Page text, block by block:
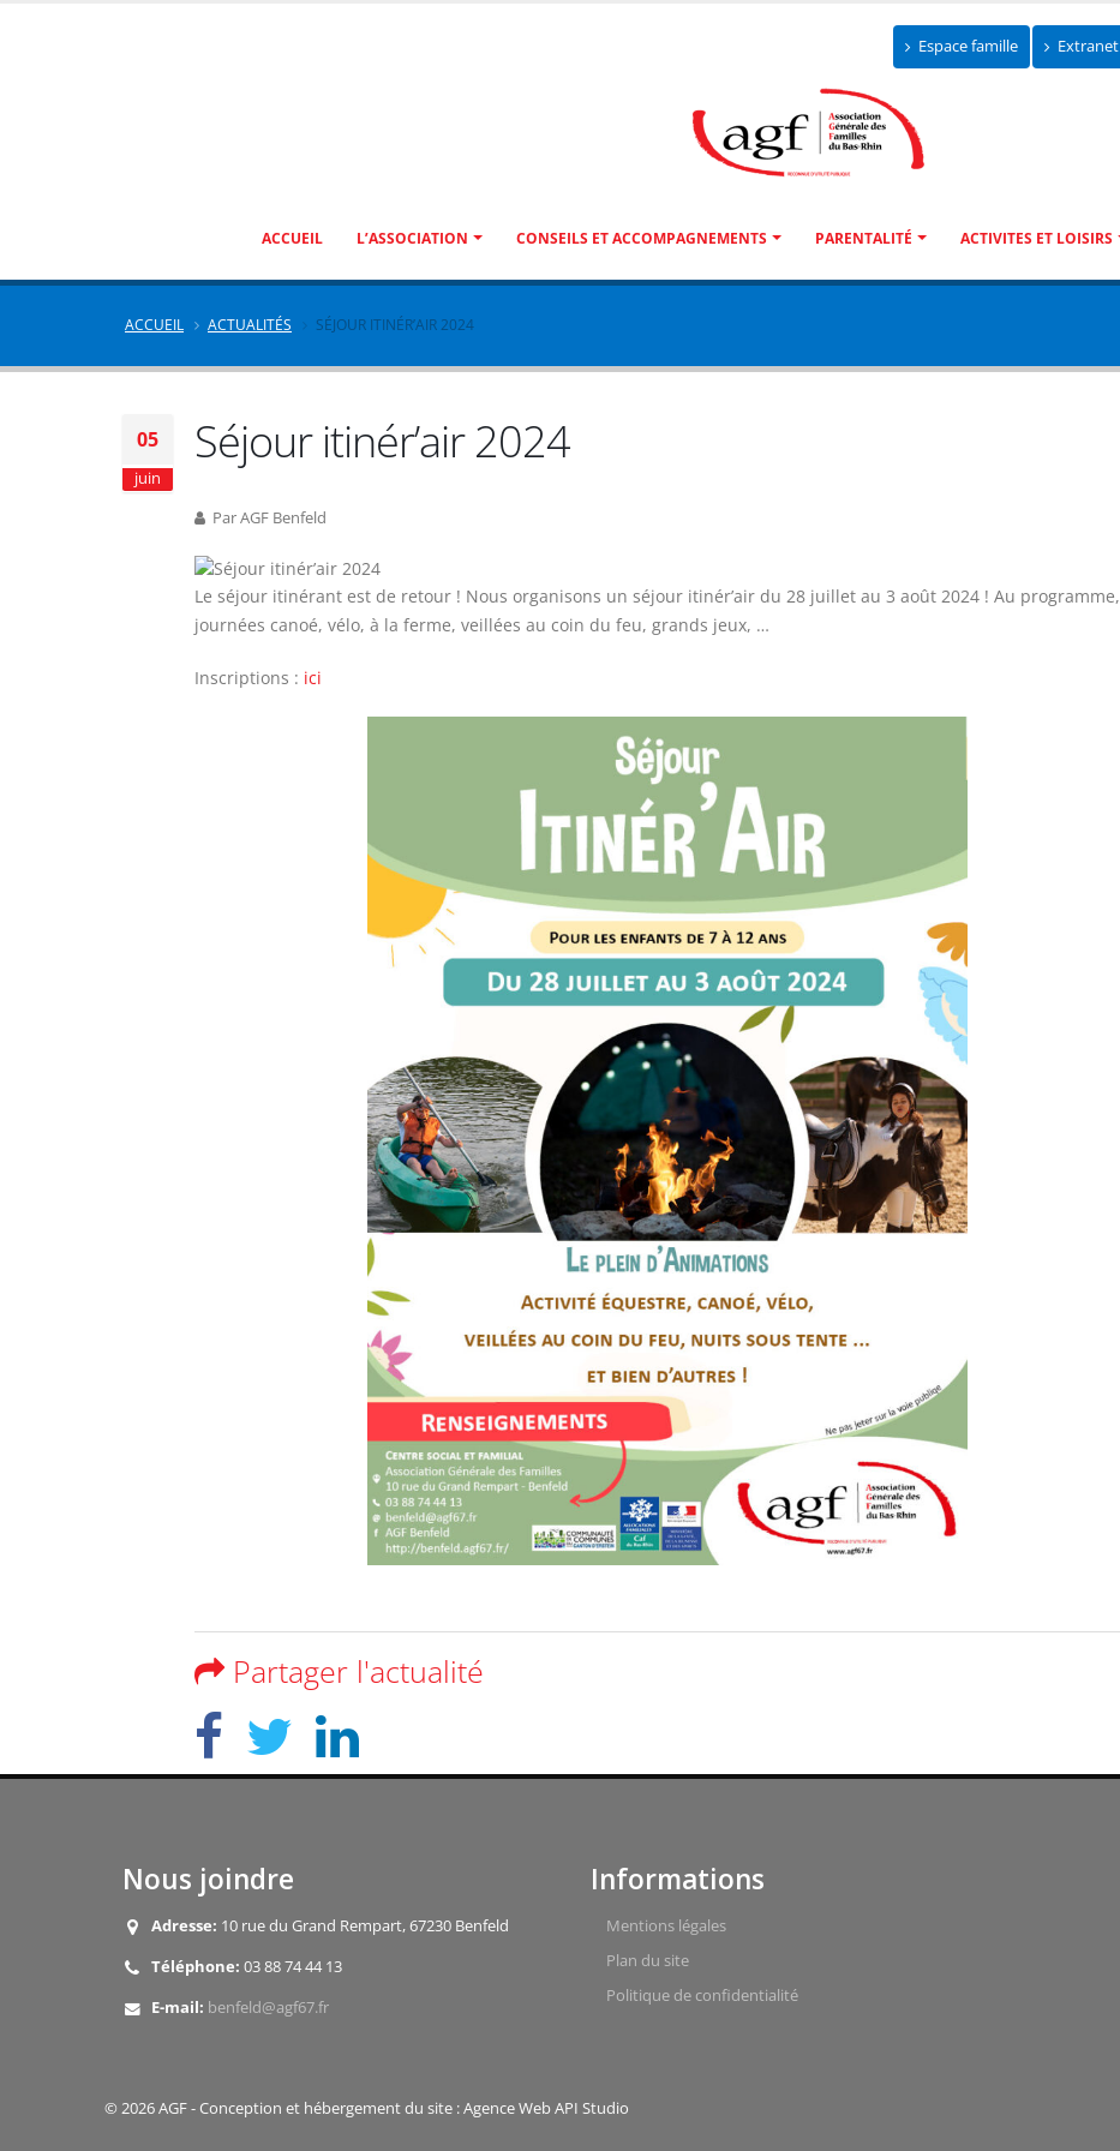
Espace famille Extranet
ACCUEIL L’ASSOCIATION CONSEILS ET ACCOMPAGNEMENTS PARENTALITÉ ACTIVITES ET LOISIRS
ACCUEIL ACTUALITÉS SÉJOUR ITINÉR’AIR 2024
05
juin
Séjour itinér’air 2024
Par AGF Benfeld
Le séjour itinérant est de retour ! Nous organisons un séjour itinér’air du 28 juillet au 3 août 2024 ! Au programme,
journées canoé, vélo, à la ferme, veillées au coin du feu, grands jeux, …
Inscriptions : ici
Partager l'actualité
Nous joindre
Adresse: 10 rue du Grand Rempart, 67230 Benfeld
Téléphone: 03 88 74 44 13
E-mail: benfeld@agf67.fr
Informations
Mentions légales
Plan du site
Politique de confidentialité
© 2026 AGF - Conception et hébergement du site : Agence Web API Studio